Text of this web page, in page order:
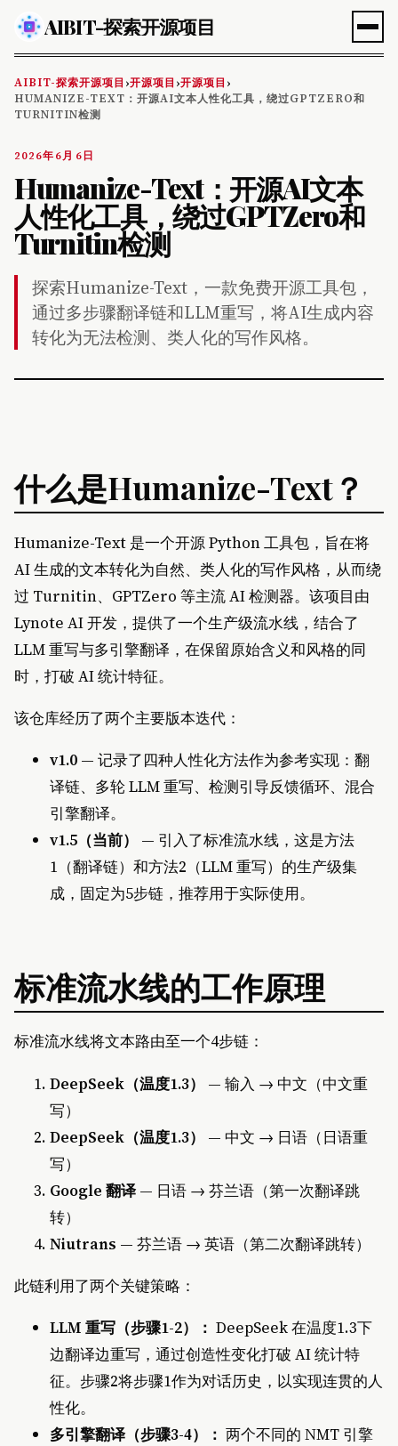
AIBIT-探索开源项目
AIBIT-探索开源项目 ›开源项目 ›开源项目 ›
HUMANIZE-TEXT：开源AI文本人性化工具，绕过GPTZERO和
TURNITIN检测
2026年6月6日
Humanize-Text：开源AI文本
人性化工具，绕过GPTZero和
Turnitin检测
探索Humanize-Text，一款免费开源工具包，
通过多步骤翻译链和LLM重写，将AI生成内容
转化为无法检测、类人化的写作风格。
什么是Humanize-Text？
Humanize-Text 是一个开源 Python 工具包，旨在将
AI 生成的文本转化为自然、类人化的写作风格，从而绕
过 Turnitin、GPTZero 等主流 AI 检测器。该项目由
Lynote AI 开发，提供了一个生产级流水线，结合了
LLM 重写与多引擎翻译，在保留原始含义和风格的同
时，打破 AI 统计特征。
该仓库经历了两个主要版本迭代：
v1.0 — 记录了四种人性化方法作为参考实现：翻
译链、多轮 LLM 重写、检测引导反馈循环、混合
引擎翻译。
v1.5（当前）
— 引入了标准流水线，这是方法
1（翻译链）和方法2（LLM 重写）的生产级集
成，固定为5步链，推荐用于实际使用。
标准流水线的工作原理
标准流水线将文本路由至一个4步链：
DeepSeek（温度1.3）
— 输入 → 中文（中文重
写）
DeepSeek（温度1.3）
— 中文 → 日语（日语重
写）
Google 翻译— 日语 → 芬兰语（第一次翻译跳
转）
Niutrans — 芬兰语 → 英语（第二次翻译跳转）
此链利用了两个关键策略：
LLM 重写（步骤1-2）： DeepSeek 在温度1.3下
边翻译边重写，通过创造性变化打破 AI 统计特
征。步骤2将步骤1作为对话历史，以实现连贯的人
性化。
多引擎翻译（步骤3-4）： 两个不同的 NMT 引擎